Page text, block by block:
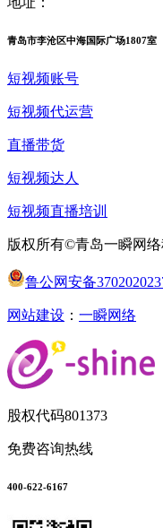
青岛市李沧区中海国际广场1807室
短视频账号
短视频代运营
直播带货
短视频达人
短视频直播培训
版权所有©青岛一瞬网络
鲁公网安备
网站建设 ： 一瞬网络
股权代码801373
免费咨询热线
400-622-6167